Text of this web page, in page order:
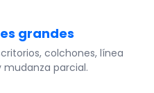
grandes
colchones, línea
mudanza parcial.